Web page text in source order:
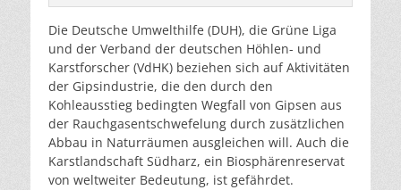
Die Deutsche Umwelthilfe (DUH), die Grüne Liga
und der Verband der deutschen Höhlen- und
Karstforscher (VdHK) beziehen sich auf Aktivitäten
der Gipsindustrie, die den durch den
Kohleausstieg bedingten Wegfall von Gipsen aus
der Rauchgasentschwefelung durch zusätzlichen
Abbau in Naturräumen ausgleichen will. Auch die
Karstlandschaft Südharz, ein Biosphärenreservat
von weltweiter Bedeutung, ist gefährdet.